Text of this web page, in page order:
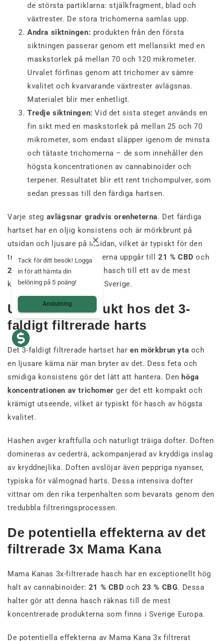
de största partiklarna: stjälkfragment, blad och
växtrester. De stora trichomerna samlas upp.
Andra siktningen: produkten från den första
siktningen passerar genom ett mellansikt med en
maskstorlek på mellan 70 och 120 mikrometer.
Urvalet förfinas genom att trichomer av sämre
kvalitet och kvarvarande växtrester avlägsnas.
Materialet blir mer enhetligt.
Tredje siktningen: Vid det sista steget används en
fin sikt med en maskstorlek på mellan 25 och 70
mikrometer, som endast släpper igenom de minsta
och tätaste trichomerna – de som innehåller den
högsta koncentrationen av cannabinoider och
terpener. Resultatet blir ett rent trichompulver, som
sedan pressas till den färdiga hartsen.
Varje steg avlägsnar gradvis orenheterna. Det färdiga
hartset har en oljig konsistens och är mörkbrunt på
utsidan och ljusare på insidan, vilket är typiskt för den
tredubbla filtreringen. Halterna uppgår till21 % CBD och
23 % CBG , vilket gör detta hasch till ett av de mest
koncentrerade som finns i Sverige.
Utseende och lukt hos det 3-
faldigt filtrerade harts
Det 3-faldigt filtrerade hartset haren mörkbrun yta och
en ljusare kärna när man bryter av det. Dess feta och
smidiga konsistens gör det lätt att hantera. Den höga
koncentrationen av trichomer ger det ett kompakt och
krämigt utseende, vilket är typiskt för hasch av högsta
kvalitet.
Hashen avger kraftfulla och naturligt träiga dofter. Doften
domineras av cederträ, ackompanjerad av kryddiga inslag
av kryddnejlika. Doften avslöjar även peppriga nyanser,
typiska för välmognad harts. Dessa intensiva dofter
vittnar om den rika terpenhalten som bevarats genom den
tredubbla filtreringsprocessen.
De potentiella effekterna av det
filtrerade 3x Mama Kana
Mama Kanas 3x-filtrerade hasch har en exceptionellt hög
halt av cannabinoider: 21 % CBD och 23 % CBG. Dessa
halter gör att denna hasch räknas till de mest
koncentrerade produkterna som finns i Sverige Europa.
De potentiella effekterna av Mama Kana 3x filtrerat
Tack för ditt besök! Logga
in för att hämta din
belöning på 5 poäng!
Anslutning